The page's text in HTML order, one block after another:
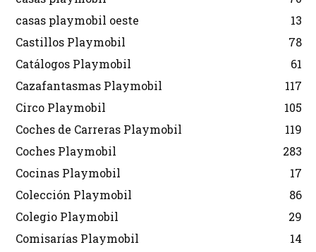
casas playmobil oeste
13
Castillos Playmobil
78
Catálogos Playmobil
61
Cazafantasmas Playmobil
117
Circo Playmobil
105
Coches de Carreras Playmobil
119
Coches Playmobil
283
Cocinas Playmobil
17
Colección Playmobil
86
Colegio Playmobil
29
Comisarías Playmobil
14